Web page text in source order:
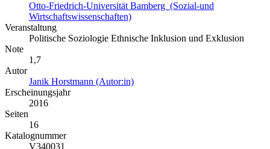
Otto-Friedrich-Universität Bamberg (Sozial-und
Wirtschaftswissenschaften)
Veranstaltung
Politische Soziologie Ethnische Inklusion und Exklusion
Note
1,7
Autor
Janik Horstmann (Autor:in)
Erscheinungsjahr
2016
Seiten
16
Katalognummer
V340031